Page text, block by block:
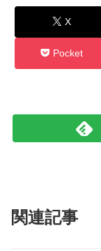
X
Pocket
関連記事